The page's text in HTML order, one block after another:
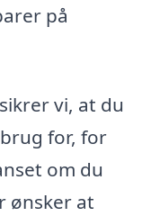
på
vi, at du
for, for
om du
ønsker at